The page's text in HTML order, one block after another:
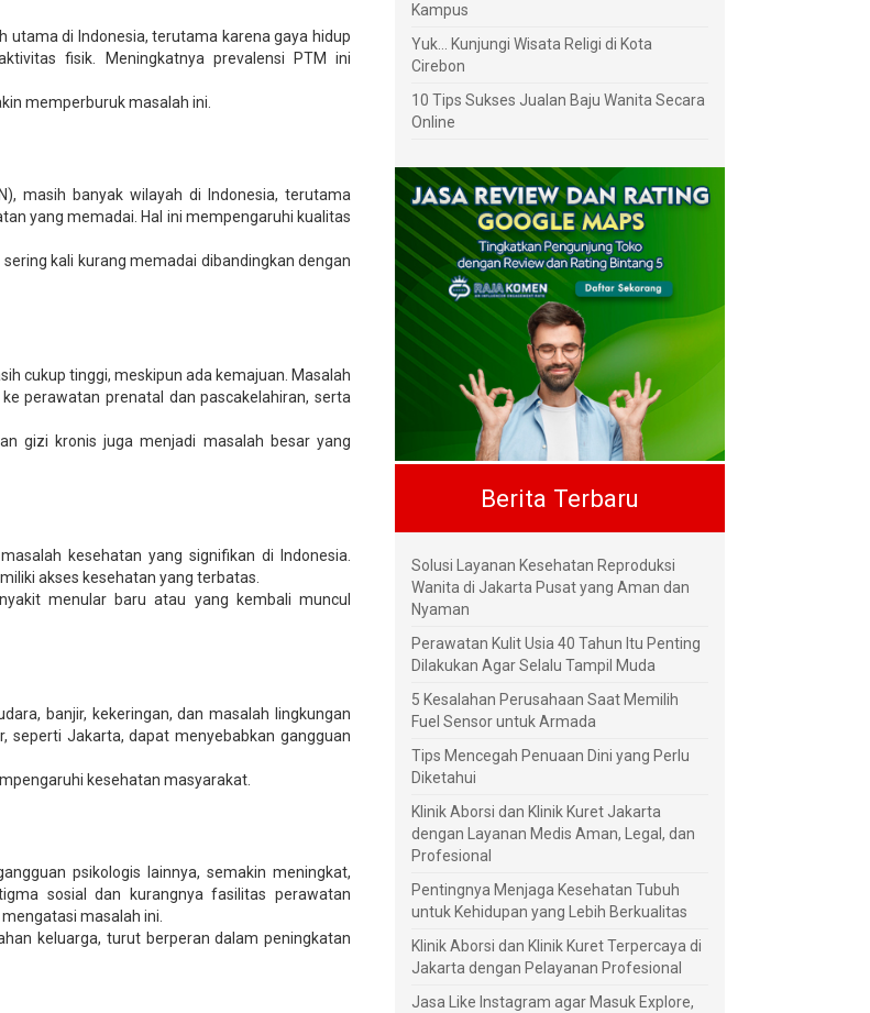
utama di Indonesia, terutama karena gaya hidup
fisik. Meningkatnya prevalensi PTM ini
memperburuk masalah ini.
masih banyak wilayah di Indonesia, terutama
yang memadai. Hal ini mempengaruhi kualitas
kali kurang memadai dibandingkan dengan
cukup tinggi, meskipun ada kemajuan. Masalah
perawatan prenatal dan pascakelahiran, serta
gizi kronis juga menjadi masalah besar yang
kesehatan yang signifikan di Indonesia.
akses kesehatan yang terbatas.
menular baru atau yang kembali muncul
banjir, kekeringan, dan masalah lingkungan
seperti Jakarta, dapat menyebabkan gangguan
kesehatan masyarakat.
psikologis lainnya, semakin meningkat,
sosial dan kurangnya fasilitas perawatan
masalah ini.
keluarga, turut berperan dalam peningkatan
Kampus
Yuk... Kunjungi Wisata Religi di Kota
Cirebon
10 Tips Sukses Jualan Baju Wanita Secara
Online
Berita Terbaru
Solusi Layanan Kesehatan Reproduksi
Wanita di Jakarta Pusat yang Aman dan
Nyaman
Perawatan Kulit Usia 40 Tahun Itu Penting
Dilakukan Agar Selalu Tampil Muda
5 Kesalahan Perusahaan Saat Memilih
Fuel Sensor untuk Armada
Tips Mencegah Penuaan Dini yang Perlu
Diketahui
Klinik Aborsi dan Klinik Kuret Jakarta
dengan Layanan Medis Aman, Legal, dan
Profesional
Pentingnya Menjaga Kesehatan Tubuh
untuk Kehidupan yang Lebih Berkualitas
Klinik Aborsi dan Klinik Kuret Terpercaya di
Jakarta dengan Pelayanan Profesional
Jasa Like Instagram agar Masuk Explore,